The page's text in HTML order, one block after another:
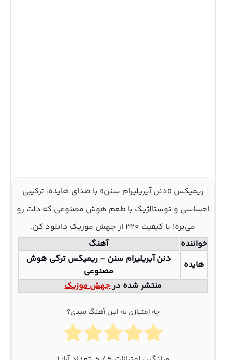
ریمیکس «دنن آیریلیرام سنن» با صدای هایده، ترکیبی
احساسی و نوستالژیک با طعم هوش مصنوعی که دلت رو
می‌بره! با کیفیت ۳۲۰ از جهش موزیک دانلود کن.
خواننده
آهنگ
هایده
دنن آیریلیرام سنن – ریمیکس ترکی هوش
مصنوعی
منتشر شده درجهش موزیک
چه امتیازی به این آهنگ میدی؟